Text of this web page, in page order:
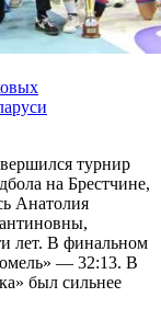
турнир
на Брестчине,
Анатолия
лет. В финальном
— 32:13. В
был сильнее